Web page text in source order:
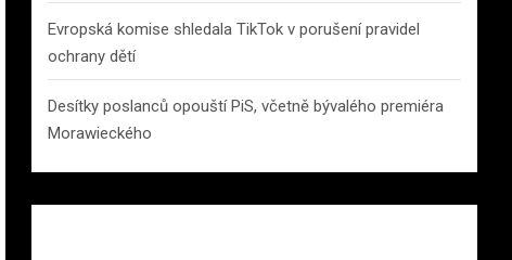
Evropská komise shledala TikTok v porušení pravidel
ochrany dětí
Desítky poslanců opouští PiS, včetně bývalého premiéra
Morawieckého